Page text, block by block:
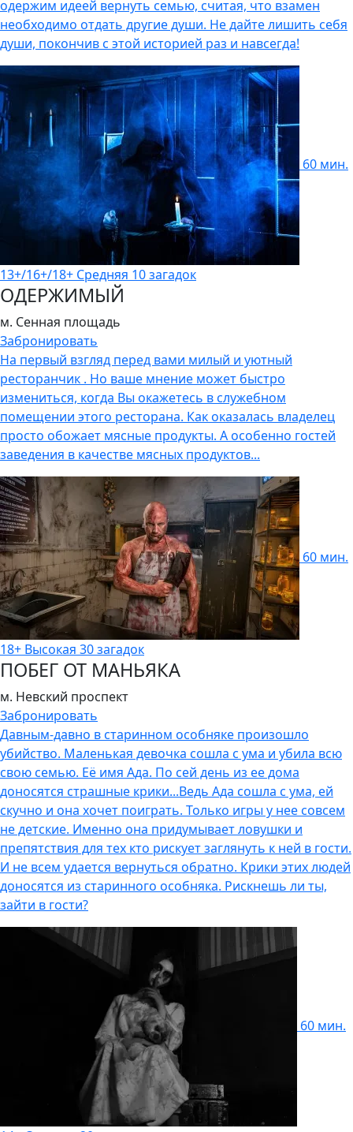
одержим идеей вернуть семью, считая, что взамен
необходимо отдать другие души. Не дайте лишить себя
души, покончив с этой историей раз и навсегда!
60 мин.
13+/16+/18+ Средняя 10 загадок
ОДЕРЖИМЫЙ
м. Сенная площадь
Забронировать
На первый взгляд перед вами милый и уютный
ресторанчик . Но ваше мнение может быстро
измениться, когда Вы окажетесь в служебном
помещении этого ресторана. Как оказалась владелец
просто обожает мясные продукты. А особенно гостей
заведения в качестве мясных продуктов...
60 мин.
18+ Высокая 30 загадок
ПОБЕГ ОТ МАНЬЯКА
м. Невский проспект
Забронировать
Давным-давно в старинном особняке произошло
убийство. Маленькая девочка сошла с ума и убила всю
свою семью. Её имя Ада. По сей день из ее дома
доносятся страшные крики...Ведь Ада сошла с ума, ей
скучно и она хочет поиграть. Только игры у нее совсем
не детские. Именно она придумывает ловушки и
препятствия для тех кто рискует заглянуть к ней в гости.
И не всем удается вернуться обратно. Крики этих людей
доносятся из старинного особняка. Рискнешь ли ты,
зайти в гости?
60 мин.